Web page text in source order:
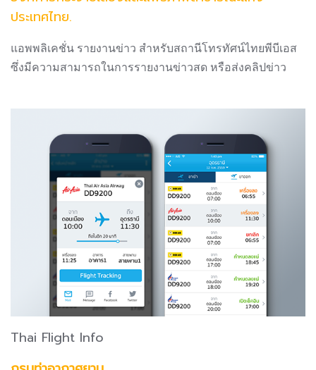
ประเทศไทย.
แอพพลิเคชั่น รายงานข่าว สำหรับสถานีโทรทัศน์ไทยพีบีเอส
ซึ่งมีความสามารถในการรายงานข่าวสด หรือส่งคลิปข่าว
Thai Flight Info